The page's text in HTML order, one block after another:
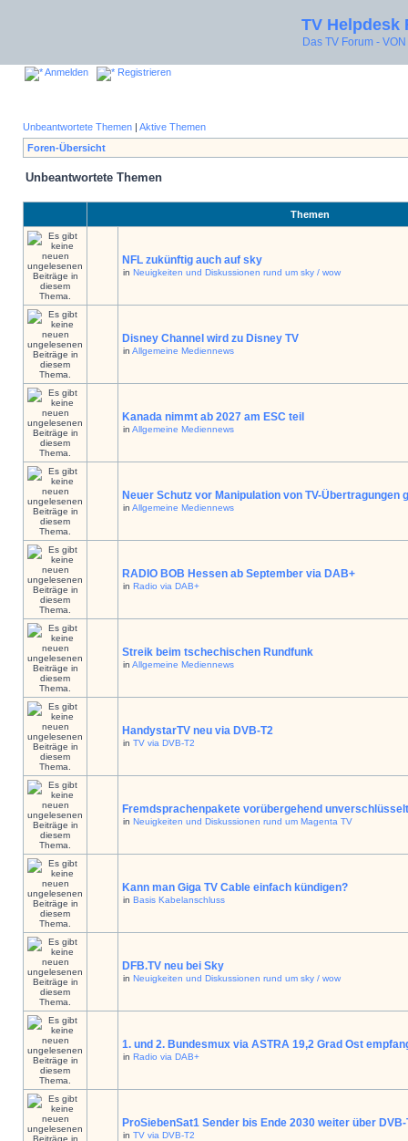
TV Helpdesk
Das TV Forum -
Anmelden Registrieren
Unbeantwortete Themen | Aktive Themen
Foren-Übersicht
Unbeantwortete Themen
Themen
NFL zukünftig auch auf sky
in Neuigkeiten und Diskussionen rund um sky / wow
Disney Channel wird zu Disney TV
in Allgemeine Mediennews
Kanada nimmt ab 2027 am ESC teil
in Allgemeine Mediennews
Neuer Schutz vor Manipulation von TV-Übertragungen
in Allgemeine Mediennews
RADIO BOB Hessen ab September via DAB+
in Radio via DAB+
Streik beim tschechischen Rundfunk
in Allgemeine Mediennews
HandystarTV neu via DVB-T2
in TV via DVB-T2
Fremdsprachenpakete vorübergehend
in Neuigkeiten und Diskussionen rund um Magenta TV
Kann man Giga TV Cable einfach kündigen?
in Basis Kabelanschluss
DFB.TV neu bei Sky
in Neuigkeiten und Diskussionen rund um sky / wow
1. und 2. Bundesmux via ASTRA 19,2 Grad Ost
in Radio via DAB+
ProSiebenSat1 Sender bis Ende 2030 weiter über DVB-
in TV via DVB-T2